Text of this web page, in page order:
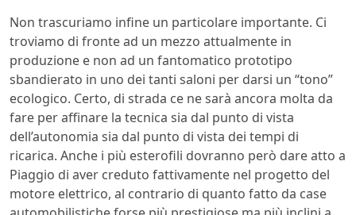
Non trascuriamo infine un particolare importante. Ci
troviamo di fronte ad un mezzo attualmente in
produzione e non ad un fantomatico prototipo
sbandierato in uno dei tanti saloni per darsi un “tono”
ecologico. Certo, di strada ce ne sarà ancora molta da
fare per affinare la tecnica sia dal punto di vista
dell’autonomia sia dal punto di vista dei tempi di
ricarica. Anche i più esterofili dovranno però dare atto a
Piaggio di aver creduto fattivamente nel progetto del
motore elettrico, al contrario di quanto fatto da case